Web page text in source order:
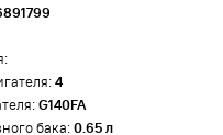
4
G140FA
бака:0.65 л